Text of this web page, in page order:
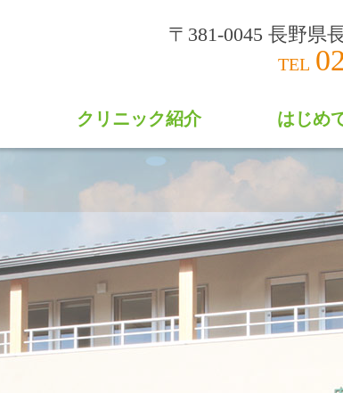
〒381-0045 長野県
クリニック紹介 はじめ